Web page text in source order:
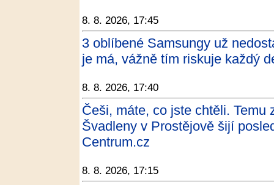
8. 8. 2026, 17:45
3 oblíbené Samsungy už
je má, vážně tím riskuje každý
8. 8. 2026, 17:40
Češi, máte, co jste chtěli. Temu
Švadleny v Prostějově šijí
Centrum.cz
8. 8. 2026, 17:15